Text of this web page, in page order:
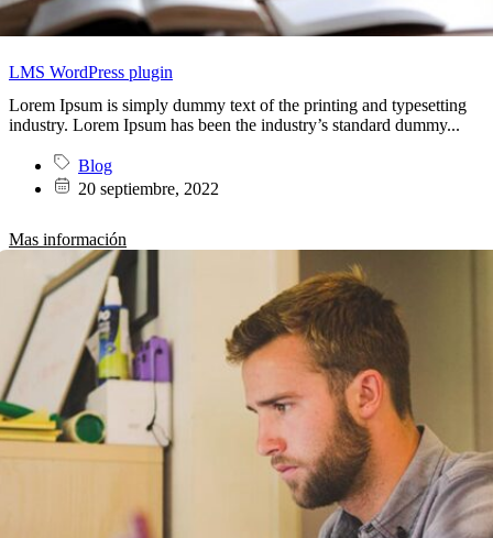
LMS WordPress plugin
Lorem Ipsum is simply dummy text of the printing and typesetting
industry. Lorem Ipsum has been the industry’s standard dummy...
Blog
20 septiembre, 2022
Mas información